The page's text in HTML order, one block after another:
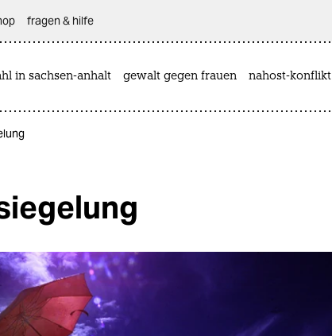
fragen & hilfe
in sachsen-anhalt gewalt gegen frauen nahost-konflikt